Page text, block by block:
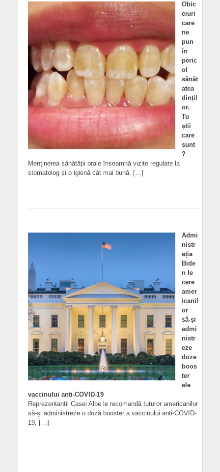
Obic
eiuri
care
ne
pun
în
peric
ol
sănăt
atea
dințil
or.
Tu
știi
care
sunt
?
Menținerea sănătății orale înseamnă vizite regulate la
stomatolog și o igienă cât mai bună. […]
Admi
nistr
ația
Bide
n le
cere
amer
icanil
or
să-și
admi
nistr
eze
doze
boos
ter
ale
vaccinului anti-COVID-19
Reprezentanții Casei Albe le recomandă tuturor americanilor
să-și administreze o doză booster a vaccinului anti-COVID-
19, […]